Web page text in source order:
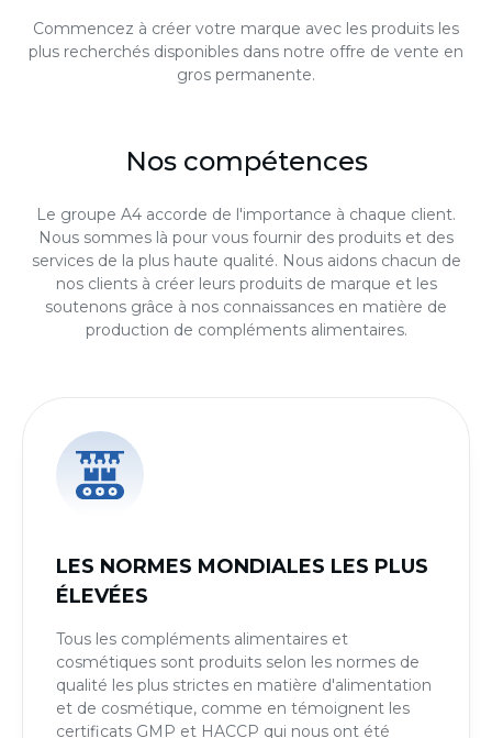
Commencez à créer votre marque avec les produits les
plus recherchés disponibles dans notre offre de vente en
gros permanente.
Nos compétences
Le groupe A4 accorde de l'importance à chaque client.
Nous sommes là pour vous fournir des produits et des
services de la plus haute qualité. Nous aidons chacun de
nos clients à créer leurs produits de marque et les
soutenons grâce à nos connaissances en matière de
production de compléments alimentaires.
LES NORMES MONDIALES LES PLUS
ÉLEVÉES
Tous les compléments alimentaires et
cosmétiques sont produits selon les normes de
qualité les plus strictes en matière d'alimentation
et de cosmétique, comme en témoignent les
certificats GMP et HACCP qui nous ont été